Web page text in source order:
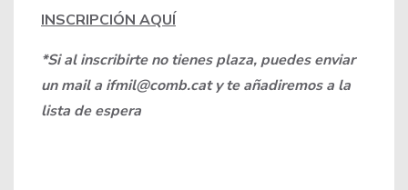
INSCRIPCIÓN AQUÍ
*Si al inscribirte no tienes plaza, puedes enviar
un mail a ifmil@comb.cat y te añadiremos a la
lista de espera